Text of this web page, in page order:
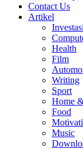
Contact Us
Artikel
Health
Film
Writing
Sport
Home
Food
Music